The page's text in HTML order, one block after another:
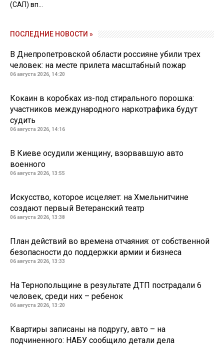
(САП) вп...
ПОСЛЕДНИЕ НОВОСТИ »
В Днепропетровской области россияне убили трех
человек: на месте прилета масштабный пожар
06 августа 2026, 14:20
Кокаин в коробках из-под стирального порошка:
участников международного наркотрафика будут
судить
06 августа 2026, 14:16
В Киеве осудили женщину, взорвавшую авто
военного
06 августа 2026, 13:55
Искусство, которое исцеляет: на Хмельнитчине
создают первый Ветеранский театр
06 августа 2026, 13:38
План действий во времена отчаяния: от собственной
безопасности до поддержки армии и бизнеса
06 августа 2026, 13:33
На Тернопольщине в результате ДТП пострадали 6
человек, среди них – ребенок
06 августа 2026, 13:20
Квартиры записаны на подругу, авто – на
подчиненного: НАБУ сообщило детали дела